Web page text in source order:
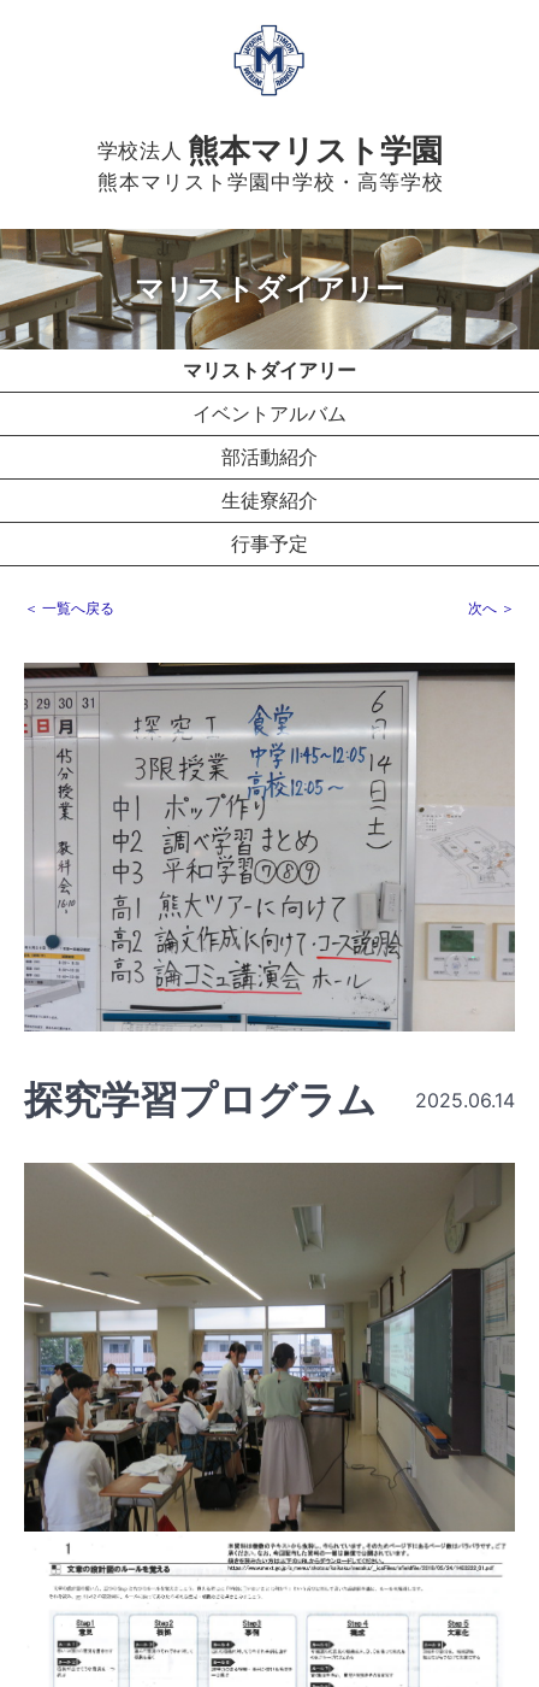
学校法人 熊本マリスト学園
熊本マリスト学園中学校・高等学校
マリストダイアリー
マリストダイアリー
イベントアルバム
部活動紹介
生徒寮紹介
行事予定
＜ 一覧へ戻る 次へ ＞
探究学習プログラム 2025.06.14